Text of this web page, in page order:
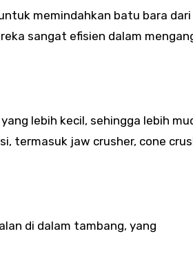
memindahkan batu bara
sangat efisien dalam
lebih kecil, sehingga lebih
termasuk jaw crusher, cone
di dalam tambang, yang